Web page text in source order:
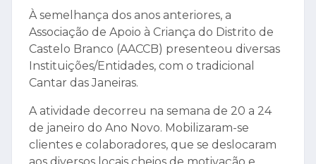
aos diversos locais cheios de motivação e
alegria.
Os bombos e a viola ajudaram as vozes
melodiosas do grupo a brilharem ainda mais e
Este ano, o grupo foi acompanhado pela
professora de música, Catarina Ventura.